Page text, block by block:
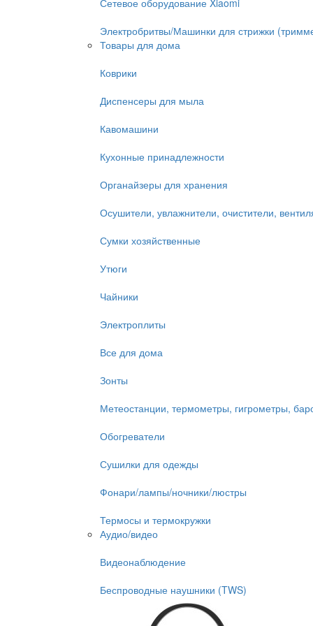
Сетевое оборудование Xiaomi
Электробритвы/Машинки для стрижки
Товары для дома
Коврики
Диспенсеры для мыла
Кавомашини
Кухонные принадлежности
Органайзеры для хранения
Осушители, увлажнители, очистители,
Сумки хозяйственные
Утюги
Чайники
Электроплиты
Все для дома
Зонты
Метеостанции, термометры, гигрометры,
Обогреватели
Сушилки для одежды
Фонари/лампы/ночники/люстры
Термосы и термокружки
Аудио/видео
Видеонаблюдение
Беспроводные наушники (TWS)